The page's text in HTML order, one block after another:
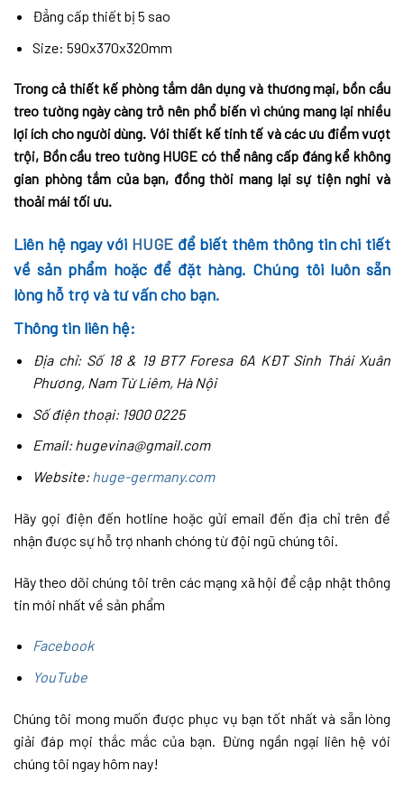
Đẳng cấp thiết bị 5 sao
Size: 590x370x320mm
Trong cả thiết kế phòng tắm dân dụng và thương mại, bồn cầu
treo tường ngày càng trở nên phổ biến vì chúng mang lại nhiều
lợi ích cho người dùng. Với thiết kế tinh tế và các ưu điểm vượt
trội, Bồn cầu treo tường HUGE có thể nâng cấp đáng kể không
gian phòng tắm của bạn, đồng thời mang lại sự tiện nghi và
thoải mái tối ưu.
Liên hệ ngay với HUGEđể biết thêm thông tin chi tiết
về sản phẩm hoặc để đặt hàng. Chúng tôi luôn sẵn
lòng hỗ trợ và tư vấn cho bạn.
Thông tin liên hệ:
Địa chỉ: Số 18 & 19 BT7 Foresa 6A KĐT Sinh Thái Xuân
Phương, Nam Từ Liêm, Hà Nội
Số điện thoại: 1900 0225
Email: hugevina@gmail.com
Website:huge-germany.com
Hãy gọi điện đến hotline hoặc gửi email đến địa chỉ trên để
nhận được sự hỗ trợ nhanh chóng từ đội ngũ chúng tôi.
Hãy theo dõi chúng tôi trên các mạng xã hội để cập nhật thông
tin mới nhất về sản phẩm
Facebook
YouTube
Chúng tôi mong muốn được phục vụ bạn tốt nhất và sẵn lòng
giải đáp mọi thắc mắc của bạn. Đừng ngần ngại liên hệ với
chúng tôi ngay hôm nay!